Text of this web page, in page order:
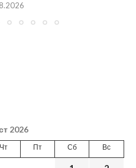
2026
Чт Пт Сб Вс